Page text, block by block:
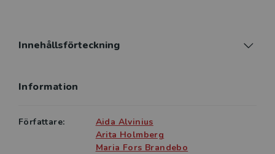
samhällsvetenskapliga områden samt till fackligt
Boken är både en teoretisk grundbok och ett
utmaningar i dagens arbetsliv.
Innehållsförteckning
Information
Författare:
Aida Alvinius
Arita Holmberg
Maria Fors Brandebo